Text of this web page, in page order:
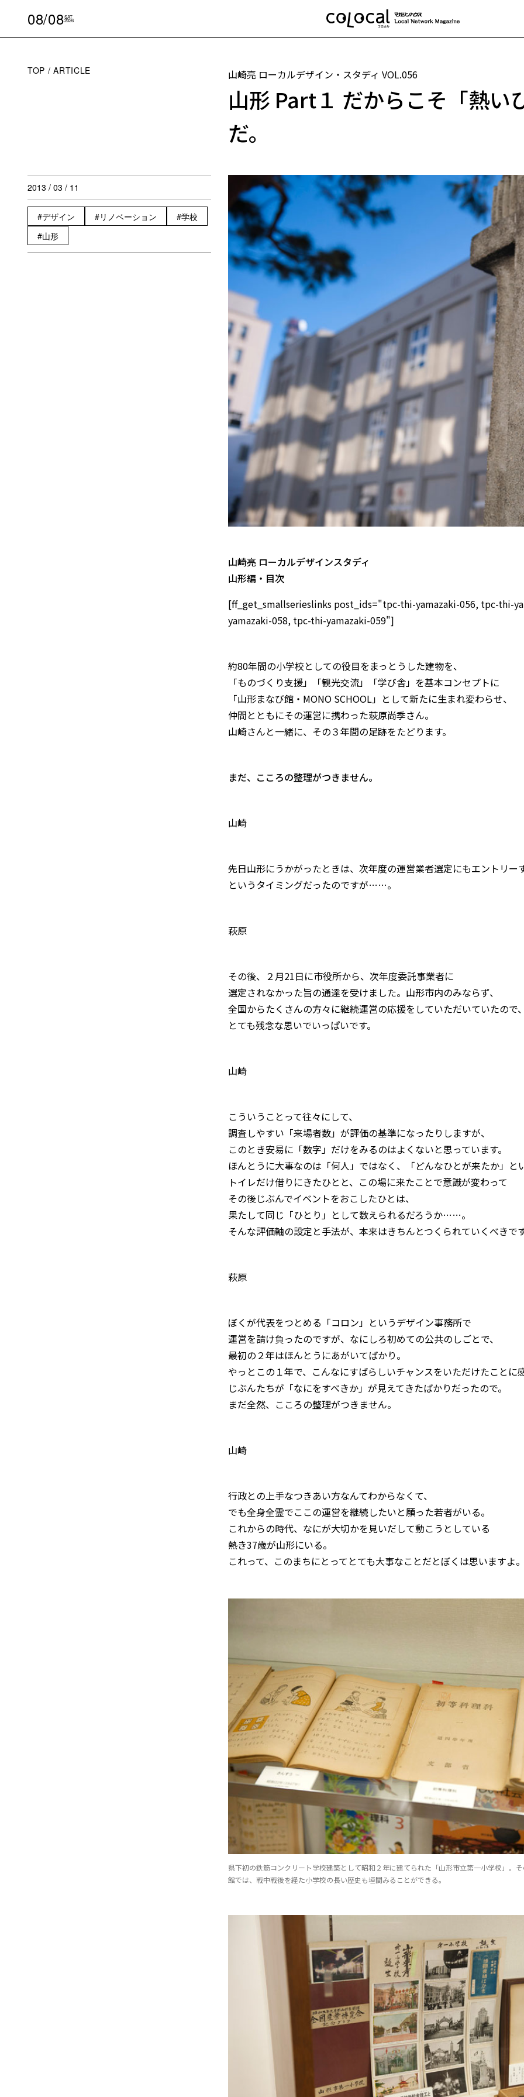
08/08SAT
2026
TOP ARTICLE 山崎亮 ローカルデザイン・スタディ VOL.056
山形 Part１ だからこそ「熱い
だ。
2013 / 03 / 11
デザイン リノベーション
学校
山形
山崎亮 ローカルデザインスタディ
山形編・目次
[ff_get_smallserieslinks post_ids="tpc-thi-yamazaki-056, tpc-thi-
yamazaki-058, tpc-thi-yamazaki-059"]
約80年間の小学校としての役目をまっとうした建物を、
「ものづくり支援」「観光交流」「学び舎」を基本コンセプトに
「山形まなび館・MONO SCHOOL」として新たに生まれ変わらせ、
仲間とともにその運営に携わった萩原尚季さん。
山崎さんと一緒に、その３年間の足跡をたどります。
まだ、こころの整理がつきません。
山崎
先日山形にうかがったときは、次年度の運営業者選定にもエントリー
というタイミングだったのですが……。
萩原
その後、２月21日に市役所から、次年度委託事業者に
選定されなかった旨の通達を受けました。山形市内のみならず、
全国からたくさんの方々に継続運営の応援をしていただいていたので、
とても残念な思いでいっぱいです。
山崎
こういうことって往々にして、
調査しやすい「来場者数」が評価の基準になったりしますが、
このとき安易に「数字」だけをみるのはよくないと思っています。
ほんとうに大事なのは「何人」ではなく、「どんなひとが来たか」と
トイレだけ借りにきたひとと、この場に来たことで意識が変わって
その後じぶんでイベントをおこしたひとは、
果たして同じ「ひとり」として数えられるだろうか……。
そんな評価軸の設定と手法が、本来はきちんとつくられていくべきで
萩原
ぼくが代表をつとめる「コロン」というデザイン事務所で
運営を請け負ったのですが、なにしろ初めての公共のしごとで、
最初の２年はほんとうにあがいてばかり。
やっとこの１年で、こんなにすばらしいチャンスをいただけたことに
じぶんたちが「なにをすべきか」が見えてきたばかりだったので。
まだ全然、こころの整理がつきません。
山崎
行政との上手なつきあい方なんてわからなくて、
でも全身全霊でここの運営を継続したいと願った若者がいる。
これからの時代、なにが大切かを見いだして動こうとしている
熱き37歳が山形にいる。
これって、このまちにとってとても大事なことだとぼくは思いますよ。
県下初の鉄筋コンクリート学校建築として昭和２年に建てられた「山形市立第一小学校」。
館では、戦中戦後を経た小学校の長い歴史も垣間みることができる。